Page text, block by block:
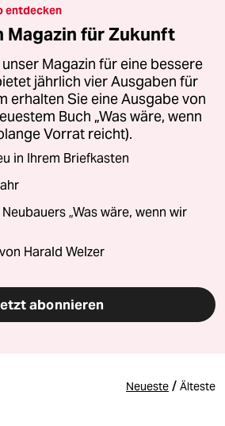
entdecken
Magazin für Zukunft
unser Magazin für eine bessere
jährlich vier Ausgaben für
erhalten Sie eine Ausgabe von
Buch „Was wäre, wenn
Vorrat reicht).
in Ihrem Briefkasten
„Was wäre, wenn wir
Harald Welzer
abonnieren
Neueste / Älteste